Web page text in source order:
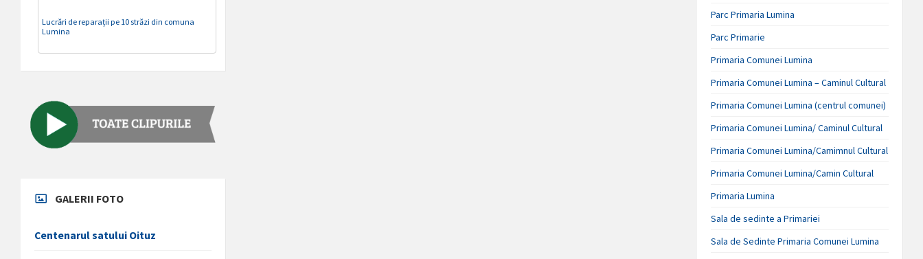
Lucrări de reparații pe 10 străzi din comuna
Lumina
GALERII FOTO
Centenarul satului Oituz
Parc Primaria Lumina
Parc Primarie
Primaria Comunei Lumina
Primaria Comunei Lumina – Caminul Cultural
Primaria Comunei Lumina (centrul comunei)
Primaria Comunei Lumina/ Caminul Cultural
Primaria Comunei Lumina/Camimnul Cultural
Primaria Comunei Lumina/Camin Cultural
Primaria Lumina
Sala de sedinte a Primariei
Sala de Sedinte Primaria Comunei Lumina